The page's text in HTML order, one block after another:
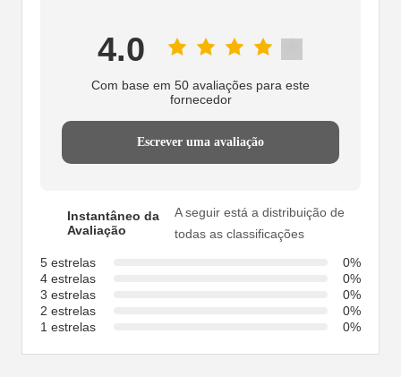
4.0
Com base em 50 avaliações para este
fornecedor
Escrever uma avaliação
Instantâneo da
Avaliação
A seguir está a distribuição de
todas as classificações
5 estrelas
0%
4 estrelas
0%
3 estrelas
0%
2 estrelas
0%
1 estrelas
0%